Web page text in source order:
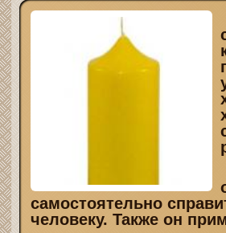
самостоятельно
человеку. Также он